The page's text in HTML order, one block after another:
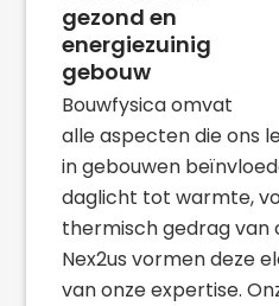
gezond en
energiezuinig
gebouw
Bouwfysica omvat
alle aspecten die ons
in gebouwen
daglicht tot warmte,
thermisch gedrag van
Nex2us vormen deze
van onze expertise.